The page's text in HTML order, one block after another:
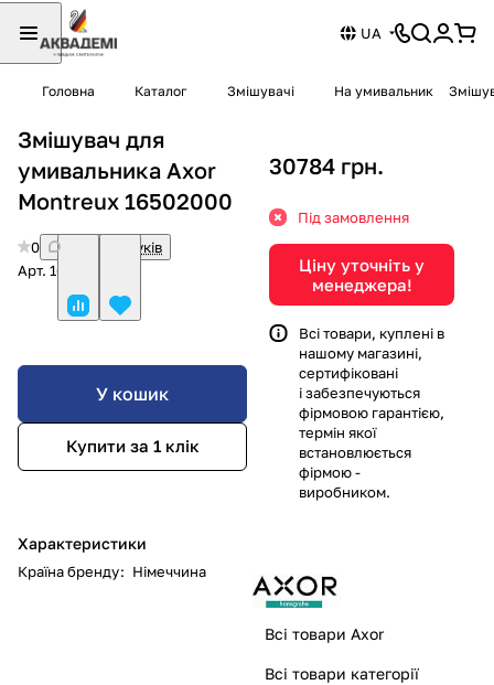
UA
Головна Каталог Змішувачі На умивальник
Змішувач для
умивальника Axor
Montreux 16502000
0
Немає відгуків
Арт. 16502000
У кошик
Купити за 1 клiк
Характеристики
Країна бренду: Німеччина
30784 грн.
Під замовлення
Ціну уточніть у
менеджера!
Всі товари, куплені в
нашому магазині,
сертифіковані
і забезпечуються
фірмовою гарантією,
термін якої
встановлюється
фірмою -
виробником.
Всі товари Axor
Всі товари категорії